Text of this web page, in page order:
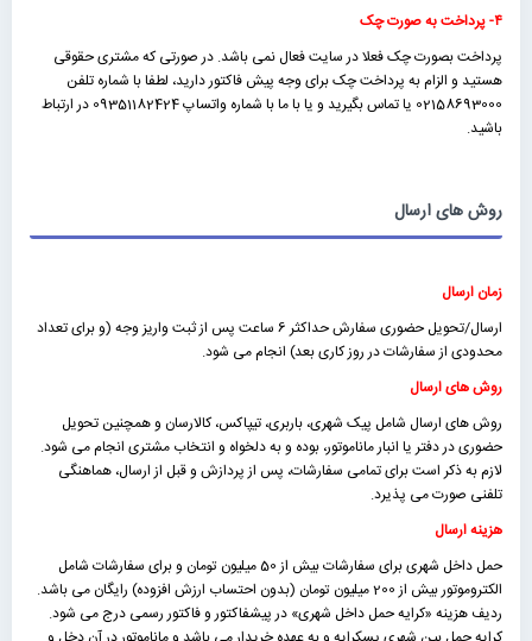
۴- پرداخت به صورت چک
پرداخت بصورت چک فعلا در سایت فعال نمی باشد. در صورتی که مشتری حقوقی
هستید و الزام به پرداخت چک برای وجه پیش فاکتور دارید، لطفا با شماره تلفن
02158693000 یا تماس بگیرید و یا با ما با شماره واتساپ 09351182424 در ارتباط
باشید.
روش های ارسال
زمان ارسال
ارسال/تحویل حضوری سفارش حداکثر 6 ساعت پس از ثبت واریز وجه (و برای تعداد
محدودی از سفارشات در روز کاری بعد) انجام می شود.
روش های ارسال
روش های ارسال شامل پیک شهری، باربری، تیپاکس، کالارسان و همچنین تحویل
حضوری در دفتر یا انبار ماناموتور، بوده و به دلخواه و انتخاب مشتری انجام می شود.
لازم به ذکر است برای تمامی سفارشات، پس از پردازش و قبل از ارسال، هماهنگی
تلفنی صورت می پذیرد.
هزینه ارسال
حمل داخل شهری برای سفارشات بیش از 50 میلیون تومان و برای سفارشات شامل
الکتروموتور بیش از 200 میلیون تومان (بدون احتساب ارزش افزوده) رایگان می باشد.
ردیف هزینه «كرايه حمل داخل شهری» در پیشفاکتور و فاکتور رسمی درج می شود.